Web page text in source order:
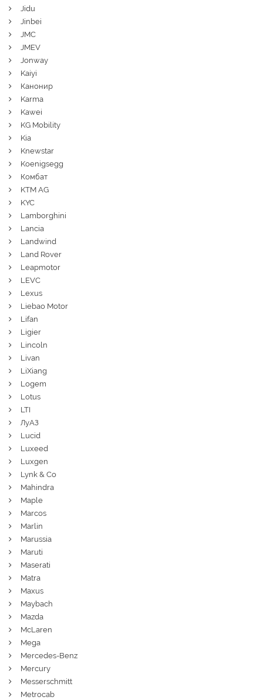
Jidu
Jinbei
JMC
JMEV
Jonway
Kaiyi
Канонир
Karma
Kawei
KG Mobility
Kia
Knewstar
Koenigsegg
Комбат
KTM AG
KYC
Lamborghini
Lancia
Landwind
Land Rover
Leapmotor
LEVC
Lexus
Liebao Motor
Lifan
Ligier
Lincoln
Livan
LiXiang
Logem
Lotus
LTI
ЛуАЗ
Lucid
Luxeed
Luxgen
Lynk & Co
Mahindra
Maple
Marcos
Marlin
Marussia
Maruti
Maserati
Matra
Maxus
Maybach
Mazda
McLaren
Mega
Mercedes-Benz
Mercury
Messerschmitt
Metrocab